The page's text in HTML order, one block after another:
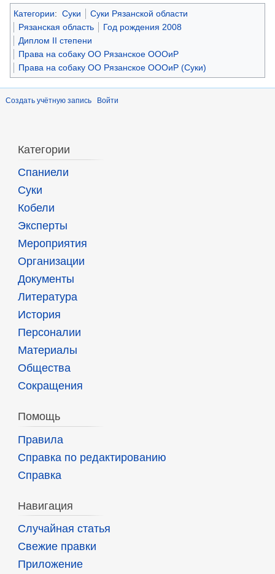
Категории: Суки
Суки Рязанской области
Рязанская область
Год рождения 2008
Диплом II степени
Права на собаку ОО Рязанское ОООиР
Права на собаку ОО Рязанское ОООиР (Суки)
Создать учётную запись Войти
Категории
Спаниели
Суки
Кобели
Эксперты
Мероприятия
Организации
Документы
Литература
История
Персоналии
Материалы
Общества
Сокращения
Помощь
Правила
Справка по редактированию
Справка
Навигация
Случайная статья
Свежие правки
Приложение